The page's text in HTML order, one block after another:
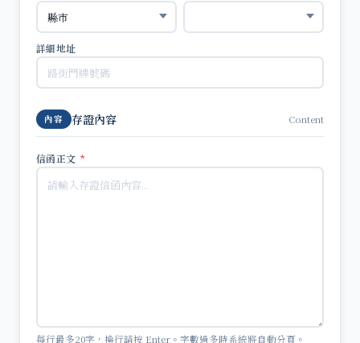
詳細地址
內容 存證內容 Content
信函正文 *
每行最多20字，換行請按 Enter。字數過多時系統將自動分頁。